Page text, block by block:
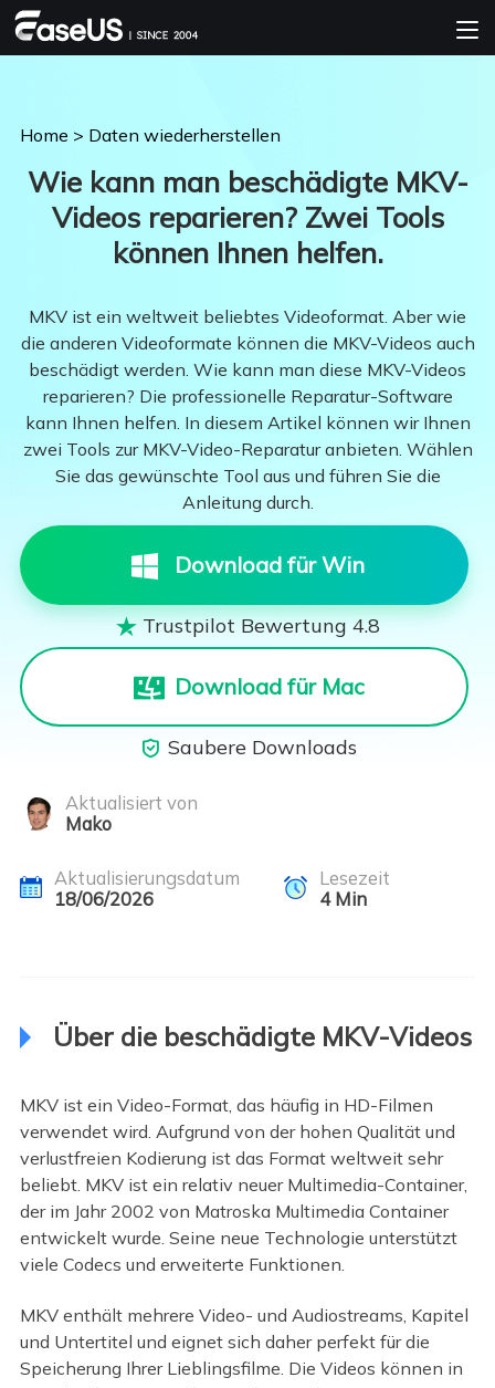
Home > Daten wiederherstellen
Wie kann man beschädigte MKV-
Videos reparieren? Zwei Tools
können Ihnen helfen.
MKV ist ein weltweit beliebtes Videoformat. Aber wie
die anderen Videoformate können die MKV-Videos auch
beschädigt werden. Wie kann man diese MKV-Videos
reparieren? Die professionelle Reparatur-Software
kann Ihnen helfen. In diesem Artikel können wir Ihnen
zwei Tools zur MKV-Video-Reparatur anbieten. Wählen
Sie das gewünschte Tool aus und führen Sie die
Anleitung durch.
Download für Win
 Trustpilot Bewertung 4.8
Download für Mac
 Saubere Downloads
Aktualisiert von
Mako
Aktualisierungsdatum
18/06/2026
Lesezeit
4Min
Über die beschädigte MKV-Videos
MKV ist ein Video-Format, das häufig in HD-Filmen
verwendet wird. Aufgrund von der hohen Qualität und
verlustfreien Kodierung ist das Format weltweit sehr
beliebt. MKV ist ein relativ neuer Multimedia-Container,
der im Jahr 2002 von Matroska Multimedia Container
entwickelt wurde. Seine neue Technologie unterstützt
viele Codecs und erweiterte Funktionen.
MKV enthält mehrere Video- und Audiostreams, Kapitel
und Untertitel und eignet sich daher perfekt für die
Speicherung Ihrer Lieblingsfilme. Die Videos können in